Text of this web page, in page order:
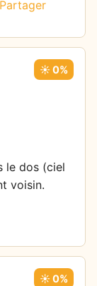
☀️ 0%
le dos (ciel
voisin.
☀️ 0%